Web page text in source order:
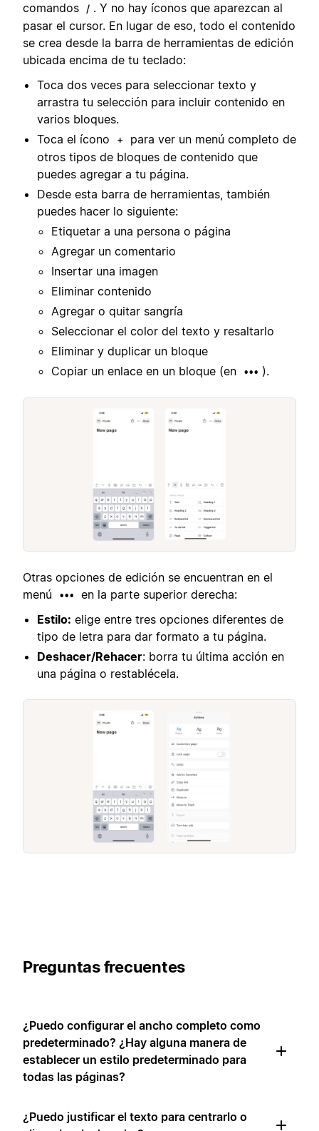
comandos
/ . Y no hay íconos que aparezcan al
pasar el cursor. En lugar de eso, todo el contenido
se crea desde la barra de herramientas de edición
ubicada encima de tu teclado:
Toca dos veces para seleccionar texto y
arrastra tu selección para incluir contenido en
varios bloques.
Toca el ícono
+
para ver un menú completo de
otros tipos de bloques de contenido que
puedes agregar a tu página.
Desde esta barra de herramientas, también
puedes hacer lo siguiente:
Etiquetar a una persona o página
Agregar un comentario
Insertar una imagen
Eliminar contenido
Agregar o quitar sangría
Seleccionar el color del texto y resaltarlo
Eliminar y duplicar un bloque
Copiar un enlace en un bloque (en
••• ).
Otras opciones de edición se encuentran en el
menú
•••
en la parte superior derecha:
Estilo: elige entre tres opciones diferentes de
tipo de letra para dar formato a tu página.
Deshacer/Rehacer: borra tu última acción en
una página o restablécela.
Preguntas frecuentes
¿Puedo configurar el ancho completo como
predeterminado? ¿Hay alguna manera de
establecer un estilo predeterminado para
todas las páginas?
¿Puedo justificar el texto para centrarlo o